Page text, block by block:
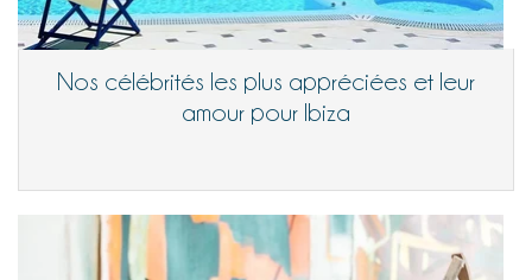
Nos célébrités les plus appréciées et leur
amour pour Ibiza